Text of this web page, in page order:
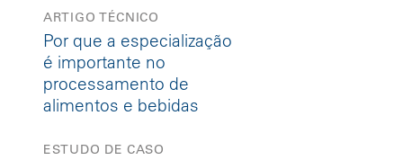
ARTIGO TÉCNICO
Por que a especialização
é importante no
processamento de
alimentos e bebidas
ESTUDO DE CASO